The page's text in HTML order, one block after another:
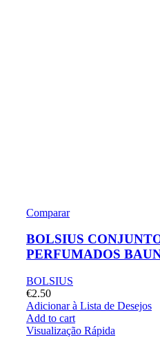
Comparar
BOLSIUS
PERFUMADOS
BOLSIUS
€2.50
Adicionar à Lista de Desejos
Add to cart
Visualização Rápida